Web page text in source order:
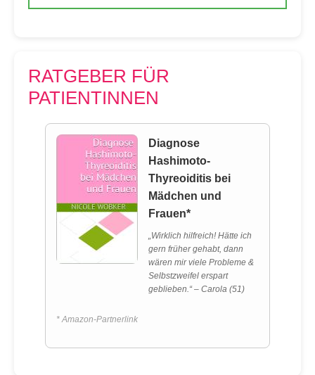
RATGEBER FÜR
PATIENTINNEN
Diagnose
Hashimoto-
Thyreoiditis bei
Mädchen und
Frauen*
„Wirklich hilfreich! Hätte ich
gern früher gehabt, dann
wären mir viele Probleme &
Selbstzweifel erspart
geblieben.“ – Carola (51)
* Amazon-Partnerlink